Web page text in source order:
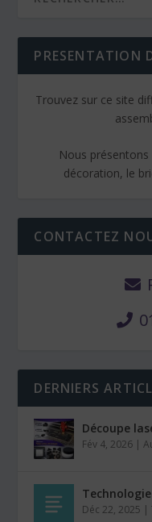
PRESENTATION
Trouvez sur ce site
Nous
décoration, le
CONTACTEZ
DERNIERS
Découpe
Fév 4, 2026 |
Déc 22, 2025 |